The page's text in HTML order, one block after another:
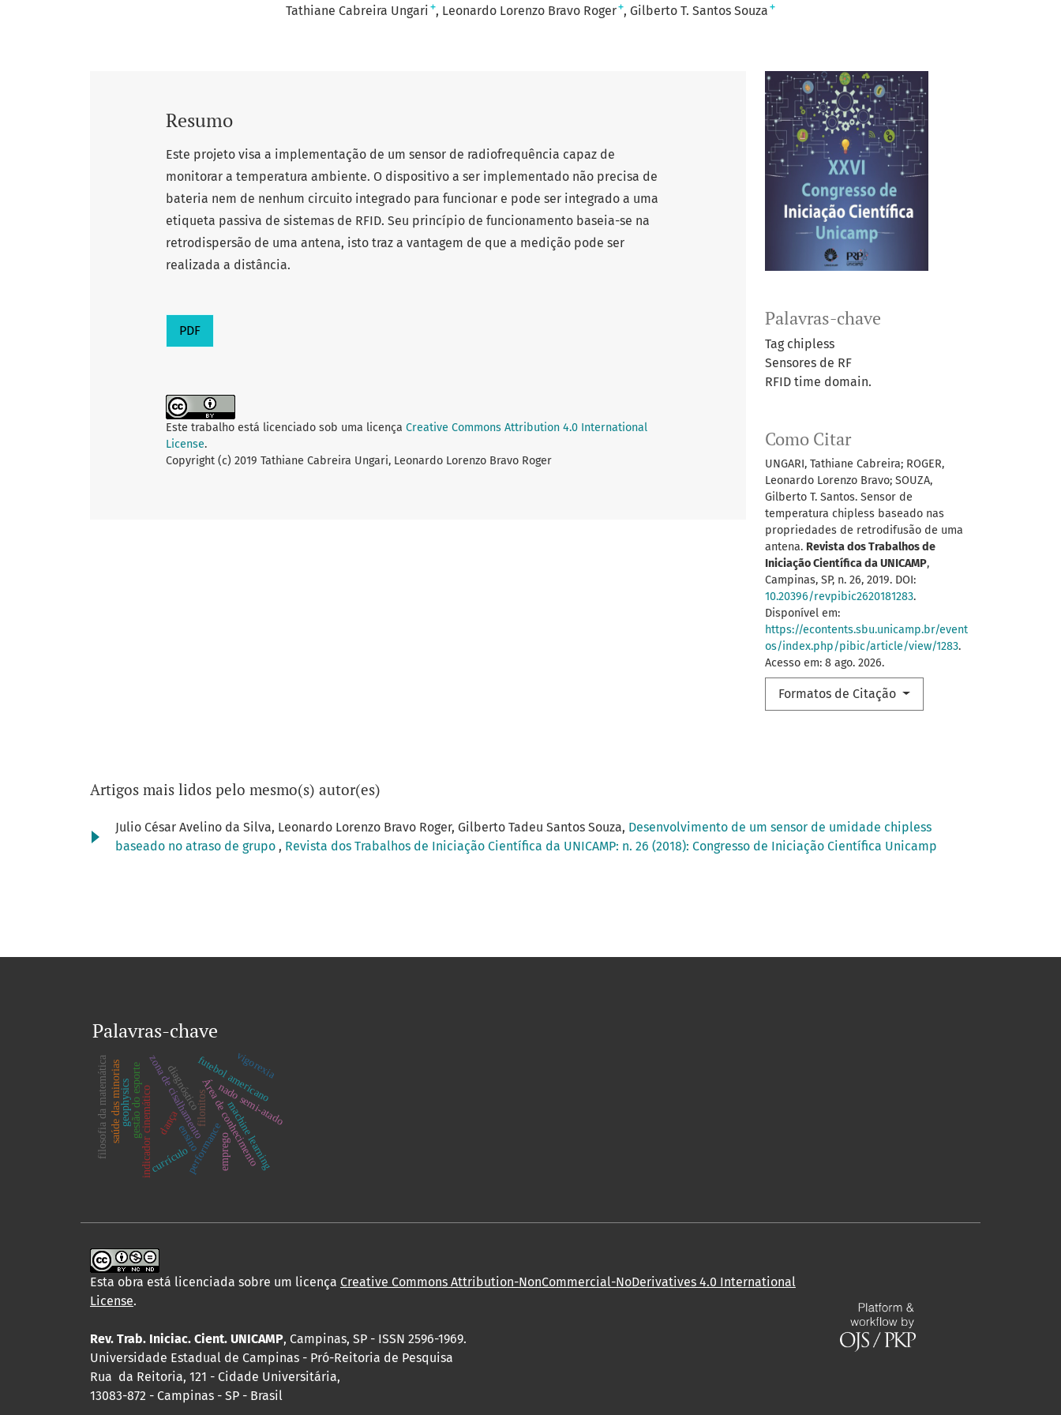
Tathiane Cabreira Ungari + Leonardo Lorenzo Bravo Roger+ Gilberto T. Santos Souza +
Palavras-chave
Tag chipless
Sensores de RF
RFID time domain.
Como Citar
UNGARI, Tathiane Cabreira; ROGER,
Leonardo Lorenzo Bravo; SOUZA,
Gilberto T. Santos. Sensor de
temperatura chipless baseado nas
propriedades de retrodifusão de uma
antena. Revista dos Trabalhos de
Iniciação Científica da UNICAMP,
Campinas, SP, n. 26, 2019. DOI:
10.20396/revpibic2620181283.
Disponível em:
https://econtents.sbu.unicamp.br/event
os/index.php/pibic/article/view/1283.
Acesso em: 8 ago. 2026.
Formatos de Citação
Resumo
Este projeto visa a implementação de um sensor de radiofrequência capaz de
monitorar a temperatura ambiente. O dispositivo a ser implementado não precisa de
bateria nem de nenhum circuito integrado para funcionar e pode ser integrado a uma
etiqueta passiva de sistemas de RFID. Seu princípio de funcionamento baseia-se na
retrodispersão de uma antena, isto traz a vantagem de que a medição pode ser
realizada a distância.
PDF
Este trabalho está licenciado sob uma licença Creative Commons Attribution 4.0 International
License.
Copyright (c) 2019 Tathiane Cabreira Ungari, Leonardo Lorenzo Bravo Roger
Artigos mais lidos pelo mesmo(s) autor(es)
Julio César Avelino da Silva, Leonardo Lorenzo Bravo Roger, Gilberto Tadeu Santos Souza, Desenvolvimento de um sensor de umidade chipless
baseado no atraso de grupo , Revista dos Trabalhos de Iniciação Científica da UNICAMP: n. 26 (2018): Congresso de Iniciação Científica Unicamp
Palavras-chave
zona de cisalhamento
indicador cinemático filonitos
dança
ensinoÁrea de conhecimento
nado semi-atado
performance
futebol americano
diagnóstico
gestão do esporte machine learning
geophysics
saúde das minorias
currículo
filosofia da matemática emprego
vigorexia
Esta obra está licenciada sobre um licença Creative Commons Attribution-NonCommercial-NoDerivatives 4.0 International
License.
Rev. Trab. Iniciac. Cient. UNICAMP, Campinas, SP - ISSN 2596-1969.
Universidade Estadual de Campinas - Pró-Reitoria de Pesquisa
Rua da Reitoria, 121 - Cidade Universitária,
13083-872 - Campinas - SP - Brasil